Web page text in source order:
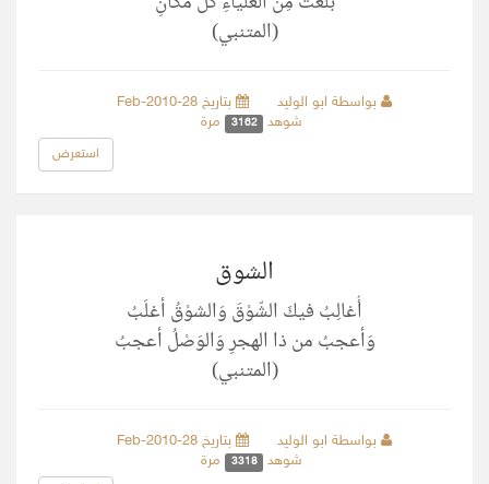
(المتنبي)
بواسطة ابو الوليد
بتاريخ 28-Feb-2010
شوهد
3162 مرة
استعرض
الشوق
أُغالِبُ فيكَ الشّوْقَ وَالشوْقُ أغلَبُ
وَأعجبُ من ذا الهجرِ وَالوَصْلُ أعجبُ
(المتنبي)
بواسطة ابو الوليد
بتاريخ 28-Feb-2010
شوهد
3318 مرة